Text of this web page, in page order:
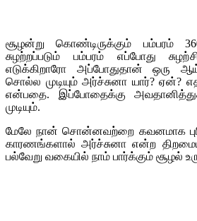
சூழன்று கொண்டிருக்கும் பம்பரம்
சுழற்றப்படும் பம்பரம் எப்போது
எடுக்கிறாரோ அப்போதுதான் ஒரு
சொல்ல முடியும் அர்ச்சுனா யார்? ஏன்?
என்பதை. இப்போதைக்கு
முடியும்.
மேலே நான் சொன்னவற்றை கவனமாக
காரணங்களால் அர்ச்சுனா என்ற
பல்வேறு வகையில் நாம் பார்க்கும் சூழல்